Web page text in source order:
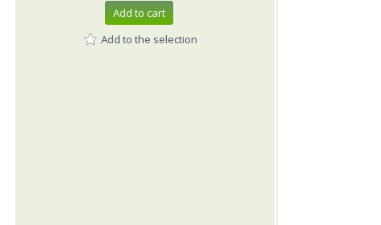
Add to cart
Add to the selection